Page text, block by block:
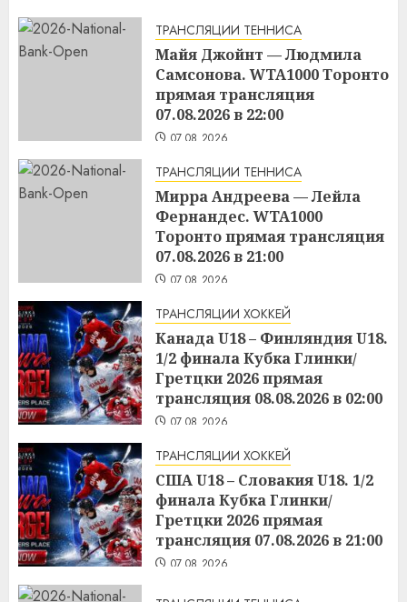
ТРАНСЛЯЦИИ ТЕННИСА
Майя Джойнт — Людмила
Самсонова. WTA1000 Торонто
прямая трансляция
07.08.2026 в 22:00
07.08.2026
ТРАНСЛЯЦИИ ТЕННИСА
Мирра Андреева — Лейла
Фернандес. WTA1000
Торонто прямая трансляция
07.08.2026 в 21:00
07.08.2026
ТРАНСЛЯЦИИ ХОККЕЙ
Канада U18 – Финляндия U18.
1/2 финала Кубка Глинки/
Гретцки 2026 прямая
трансляция 08.08.2026 в 02:00
07.08.2026
ТРАНСЛЯЦИИ ХОККЕЙ
США U18 – Словакия U18. 1/2
финала Кубка Глинки/
Гретцки 2026 прямая
трансляция 07.08.2026 в 21:00
07.08.2026